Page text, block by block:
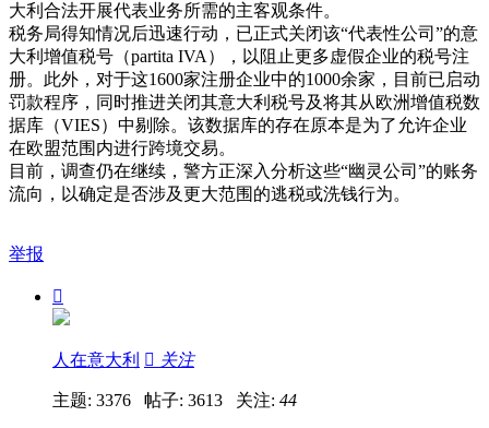
大利合法开展代表业务所需的主客观条件。
税务局得知情况后迅速行动，已正式关闭该“代表性公司”的意
大利增值税号（partita IVA），以阻止更多虚假企业的税号注
册。此外，对于这1600家注册企业中的1000余家，目前已启动
罚款程序，同时推进关闭其意大利税号及将其从欧洲增值税数
据库（VIES）中剔除。该数据库的存在原本是为了允许企业
在欧盟范围内进行跨境交易。
目前，调查仍在继续，警方正深入分析这些“幽灵公司”的账务
流向，以确定是否涉及更大范围的逃税或洗钱行为。
举报

人在意大利  关注
主题: 3376 帖子: 3613 关注: 44